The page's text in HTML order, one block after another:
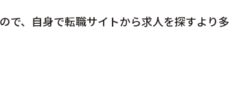
で、自身で転職サイトから求人を探すより